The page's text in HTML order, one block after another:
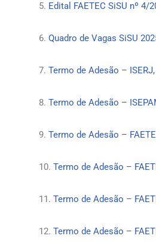
5. Edital FAETEC SiSU nº 4/
6.Quadro de Vagas SiSU
7.Termo de Adesão –
8.Termo de Adesão –
9.Termo de Adesão –
10.Termo de Adesão –
11.Termo de Adesão –
12.Termo de Adesão –